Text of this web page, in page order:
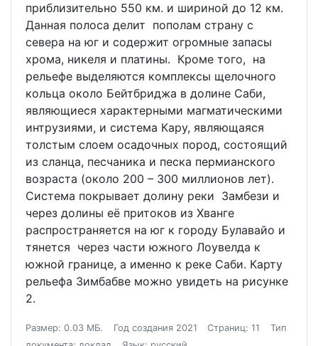
приблизительно 550 км. и шириной до 12 км.
Данная полоса делит пополам страну с
севера на юг и содержит огромные запасы
хрома, никеля и платины. Кроме того, на
рельефе выделяются комплексы щелочного
кольца около Бейтбриджа в долине Саби,
являющиеся характерными магматическими
интрузиями, и система Кару, являющаяся
толстым слоем осадочных пород, состоящий
из сланца, песчаника и песка пермианского
возраста (около 200 – 300 миллионов лет).
Система покрывает долину реки Замбези и
через долины её притоков из Хванге
распространяется на юг к городу Булавайо и
тянется через части южного Лоувелда к
южной границе, а именно к реке Саби. Карту
рельефа Зимбабве можно увидеть на рисунке
2.
Размер: 0.03 МБ. Год создания 2021 Страниц: 11
Тип